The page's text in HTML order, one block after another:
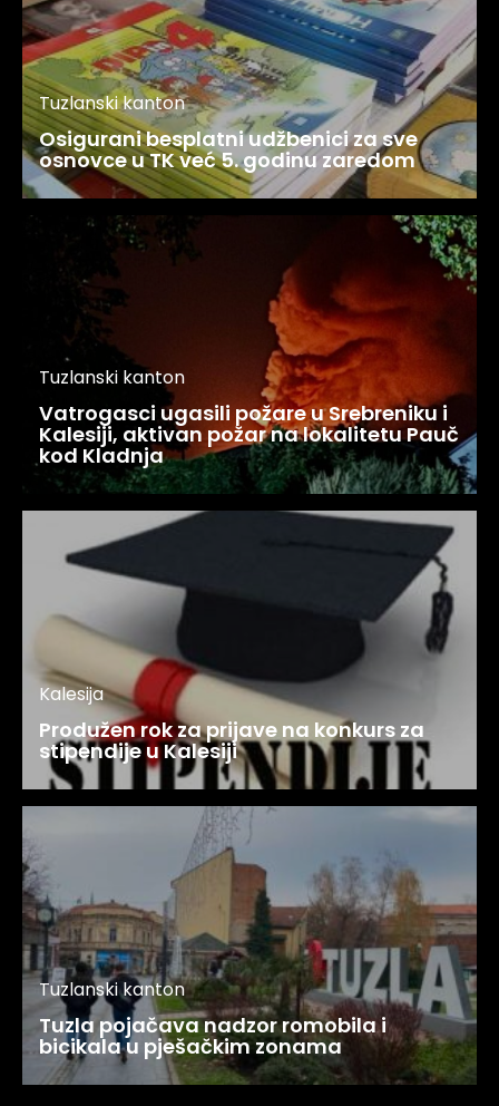
Tuzlanski kanton
Osigurani besplatni udžbenici za sve
osnovce u TK već 5. godinu zaredom
Tuzlanski kanton
Vatrogasci ugasili požare u Srebreniku i
Kalesiji, aktivan požar na lokalitetu Pauč
kod Kladnja
Kalesija
Produžen rok za prijave na konkurs za
stipendije u Kalesiji
Tuzlanski kanton
Tuzla pojačava nadzor romobila i
bicikala u pješačkim zonama